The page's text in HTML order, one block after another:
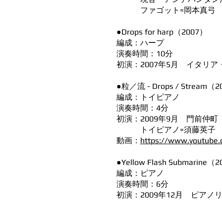
ファゴット=岡本真弓
●Drops for harp（2007）
編成：ハープ
演奏時間：10分
初演：2007年5月 イタリア
●粒／流 - Drops / Stream（
編成：トイピアノ
演奏時間：4分
初演：2009年9月 門前仲町
トイピアノ=須藤英子
動画： https://
●Yellow Flash Submarine（
編成：ピアノ
演奏時間：6分
初演：2009年12月 ピアノ